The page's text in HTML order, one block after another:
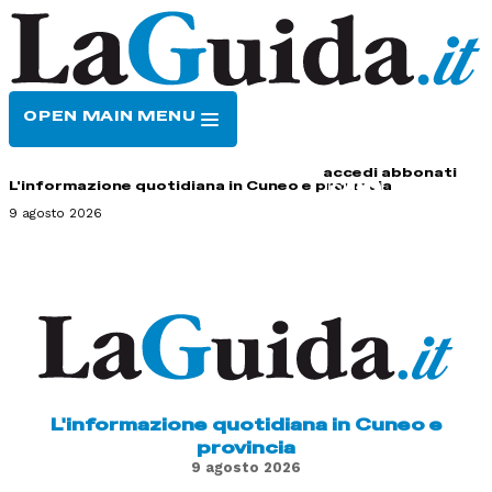
OPEN MAIN MENU
accedi abbonati
L'informazione quotidiana in Cuneo e provincia
9 agosto 2026
L'informazione quotidiana in Cuneo e
provincia
9 agosto 2026